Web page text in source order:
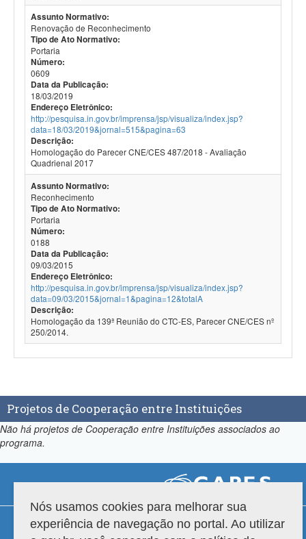
Assunto Normativo:
Renovação de Reconhecimento
Tipo de Ato Normativo:
Portaria
Número:
0609
Data da Publicação:
18/03/2019
Endereço Eletrônico:
http://pesquisa.in.gov.br/imprensa/jsp/visualiza/index.jsp?
data=18/03/2019&jornal=515&pagina=63
Descrição:
Homologação do Parecer CNE/CES 487/2018 - Avaliação
Quadrienal 2017
Assunto Normativo:
Reconhecimento
Tipo de Ato Normativo:
Portaria
Número:
0188
Data da Publicação:
09/03/2015
Endereço Eletrônico:
http://pesquisa.in.gov.br/imprensa/jsp/visualiza/index.jsp?
data=09/03/2015&jornal=1&pagina=12&totalA
Descrição:
Homologação da 139ª Reunião do CTC-ES, Parecer CNE/CES nº
250/2014.
Projetos de Cooperação entre Instituições
Não há projetos de Cooperação entre Instituições associados ao
programa.
Nós usamos cookies para melhorar sua
experiência de navegação no portal. Ao utilizar